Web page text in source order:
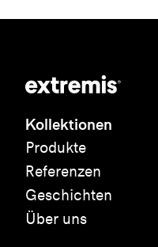
Kollektionen
Produkte
Referenzen
Geschichten
Über uns